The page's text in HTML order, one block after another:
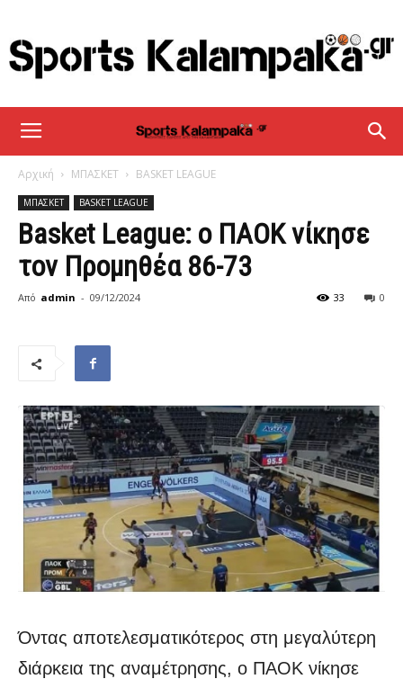
sportskalampaka
Αρχική ΜΠΑΣΚΕΤ BASKET LEAGUE
ΜΠΑΣΚΕΤ BASKET LEAGUE
Basket League: ο ΠΑΟΚ νίκησε
τον Προμηθέα 86-73
Από admin - 09/12/2024 0
33
Όντας αποτελεσματικότερος στη μεγαλύτερη
διάρκεια της αναμέτρησης, o ΠΑΟΚ νίκησε